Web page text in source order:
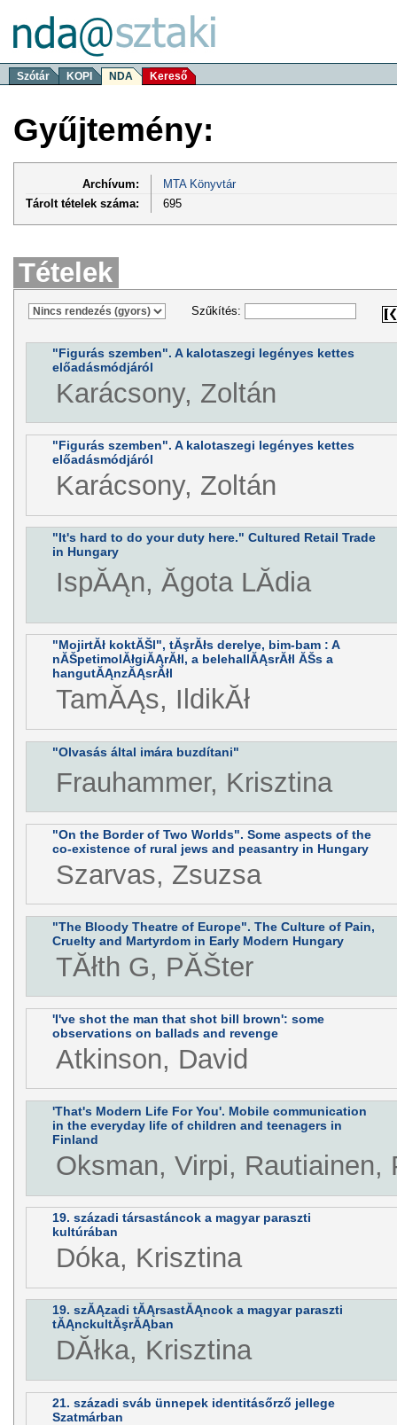
Szótár KOPI NDA Kereső
Gyűjtemény:
Archívum:
MTA Könyvtár
Tárolt tételek száma:
695
Tételek
Szűkítés:
"Figurás szemben". A kalotaszegi legényes kettes
előadásmódjáról
Karácsony, Zoltán
"Figurás szemben". A kalotaszegi legényes kettes
előadásmódjáról
Karácsony, Zoltán
"It's hard to do your duty here." Cultured Retail Trade
in Hungary
IspĂĄn, Ăgota LĂ­dia
"MojirtĂł koktĂŠl", tĂşrĂłs derelye, bim-bam : A
nĂŠpetimolĂłgiĂĄrĂłl, a belehallĂĄsrĂłl ĂŠs a
hangutĂĄnzĂĄsrĂłl
TamĂĄs, IldikĂł
"Olvasás által imára buzdítani"
Frauhammer, Krisztina
"On the Border of Two Worlds". Some aspects of the
co-existence of rural jews and peasantry in Hungary
Szarvas, Zsuzsa
"The Bloody Theatre of Europe". The Culture of Pain,
Cruelty and Martyrdom in Early Modern Hungary
TĂłth G, PĂŠter
'I've shot the man that shot bill brown': some
observations on ballads and revenge
Atkinson, David
'That's Modern Life For You'. Mobile communication
in the everyday life of children and teenagers in
Finland
Oksman, Virpi, Rautiainen,
19. századi társastáncok a magyar paraszti
kultúrában
Dóka, Krisztina
19. szĂĄzadi tĂĄrsastĂĄncok a magyar paraszti
tĂĄnckultĂşrĂĄban
DĂłka, Krisztina
21. századi sváb ünnepek identitásőrző jellege
Szatmárban